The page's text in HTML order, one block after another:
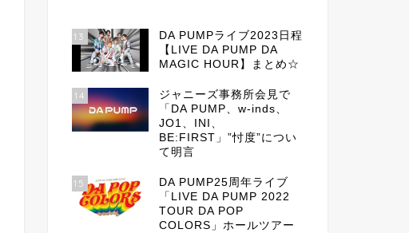
13
DA PUMPライブ2023日程
【LIVE DA PUMP DA
MAGIC HOUR】まとめ☆
14
ジャニーズ事務所会見で
「DA PUMP、w-inds、
JO1、INI、
BE:FIRST」”忖度”につい
て明言
15
DA PUMP25周年ライブ
「LIVE DA PUMP 2022
TOUR DA POP
COLORS」ホールツアー